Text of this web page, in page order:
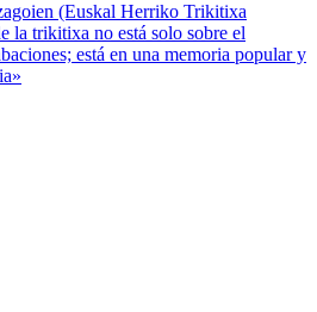
(Euskal Herriko Trikitixa
la trikitixa no está solo sobre el
está en una memoria popular y